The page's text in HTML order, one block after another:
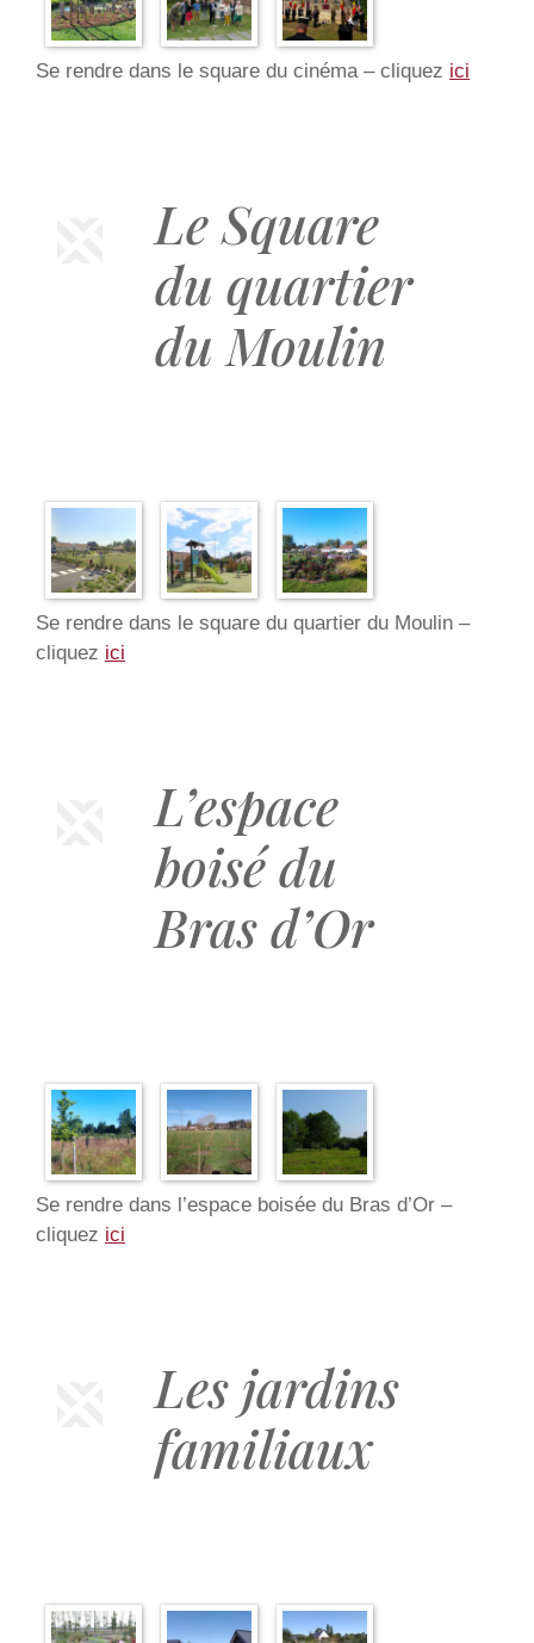
Se rendre dans le square du cinéma – cliquez ici
Le Square
du quartier
du Moulin
Se rendre dans le square du quartier du Moulin –
cliquez ici
L’espace
boisé du
Bras d’Or
Se rendre dans l’espace boisée du Bras d’Or –
cliquez ici
Les jardins
familiaux